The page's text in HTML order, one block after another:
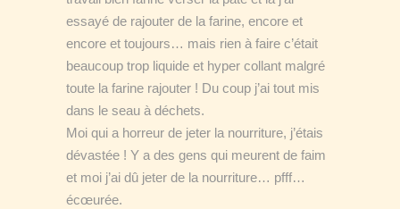
essayé de rajouter de la farine, encore et
encore et toujours… mais rien à faire c’était
beaucoup trop liquide et hyper collant malgré
toute la farine rajouter ! Du coup j’ai tout mis
dans le seau à déchets.
Moi qui a horreur de jeter la nourriture, j’étais
dévastée ! Y a des gens qui meurent de faim
et moi j’ai dû jeter de la nourriture… pfff…
écœurée.